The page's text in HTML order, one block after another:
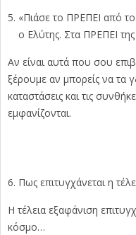
«Πιάσε το ΠΡΕΠΕΙ από το
ο Ελύτης. Στα ΠΡΕΠΕΙ της
Αν είναι αυτά που σου
ξέρουμε αν μπορείς να τα
καταστάσεις και τις
εμφανίζονται.
Πως επιτυγχάνεται η
Η τέλεια εξαφάνιση
κόσμο…